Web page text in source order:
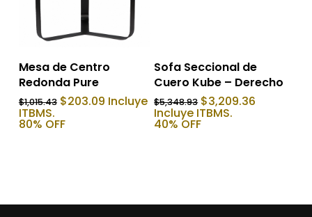
Añadir Al Carrito
Mesa de Centro
Redonda Pure
$1,015.43 El
original
$203.09El
precio
Incluye
ITBMS.
80% OFF
Añadir Al Carrito
Sofa Seccional de
Cuero Kube – Derecho
$5,348.93 El
precio
original
$3,209.36
Incluye ITBMS.
40% OFF